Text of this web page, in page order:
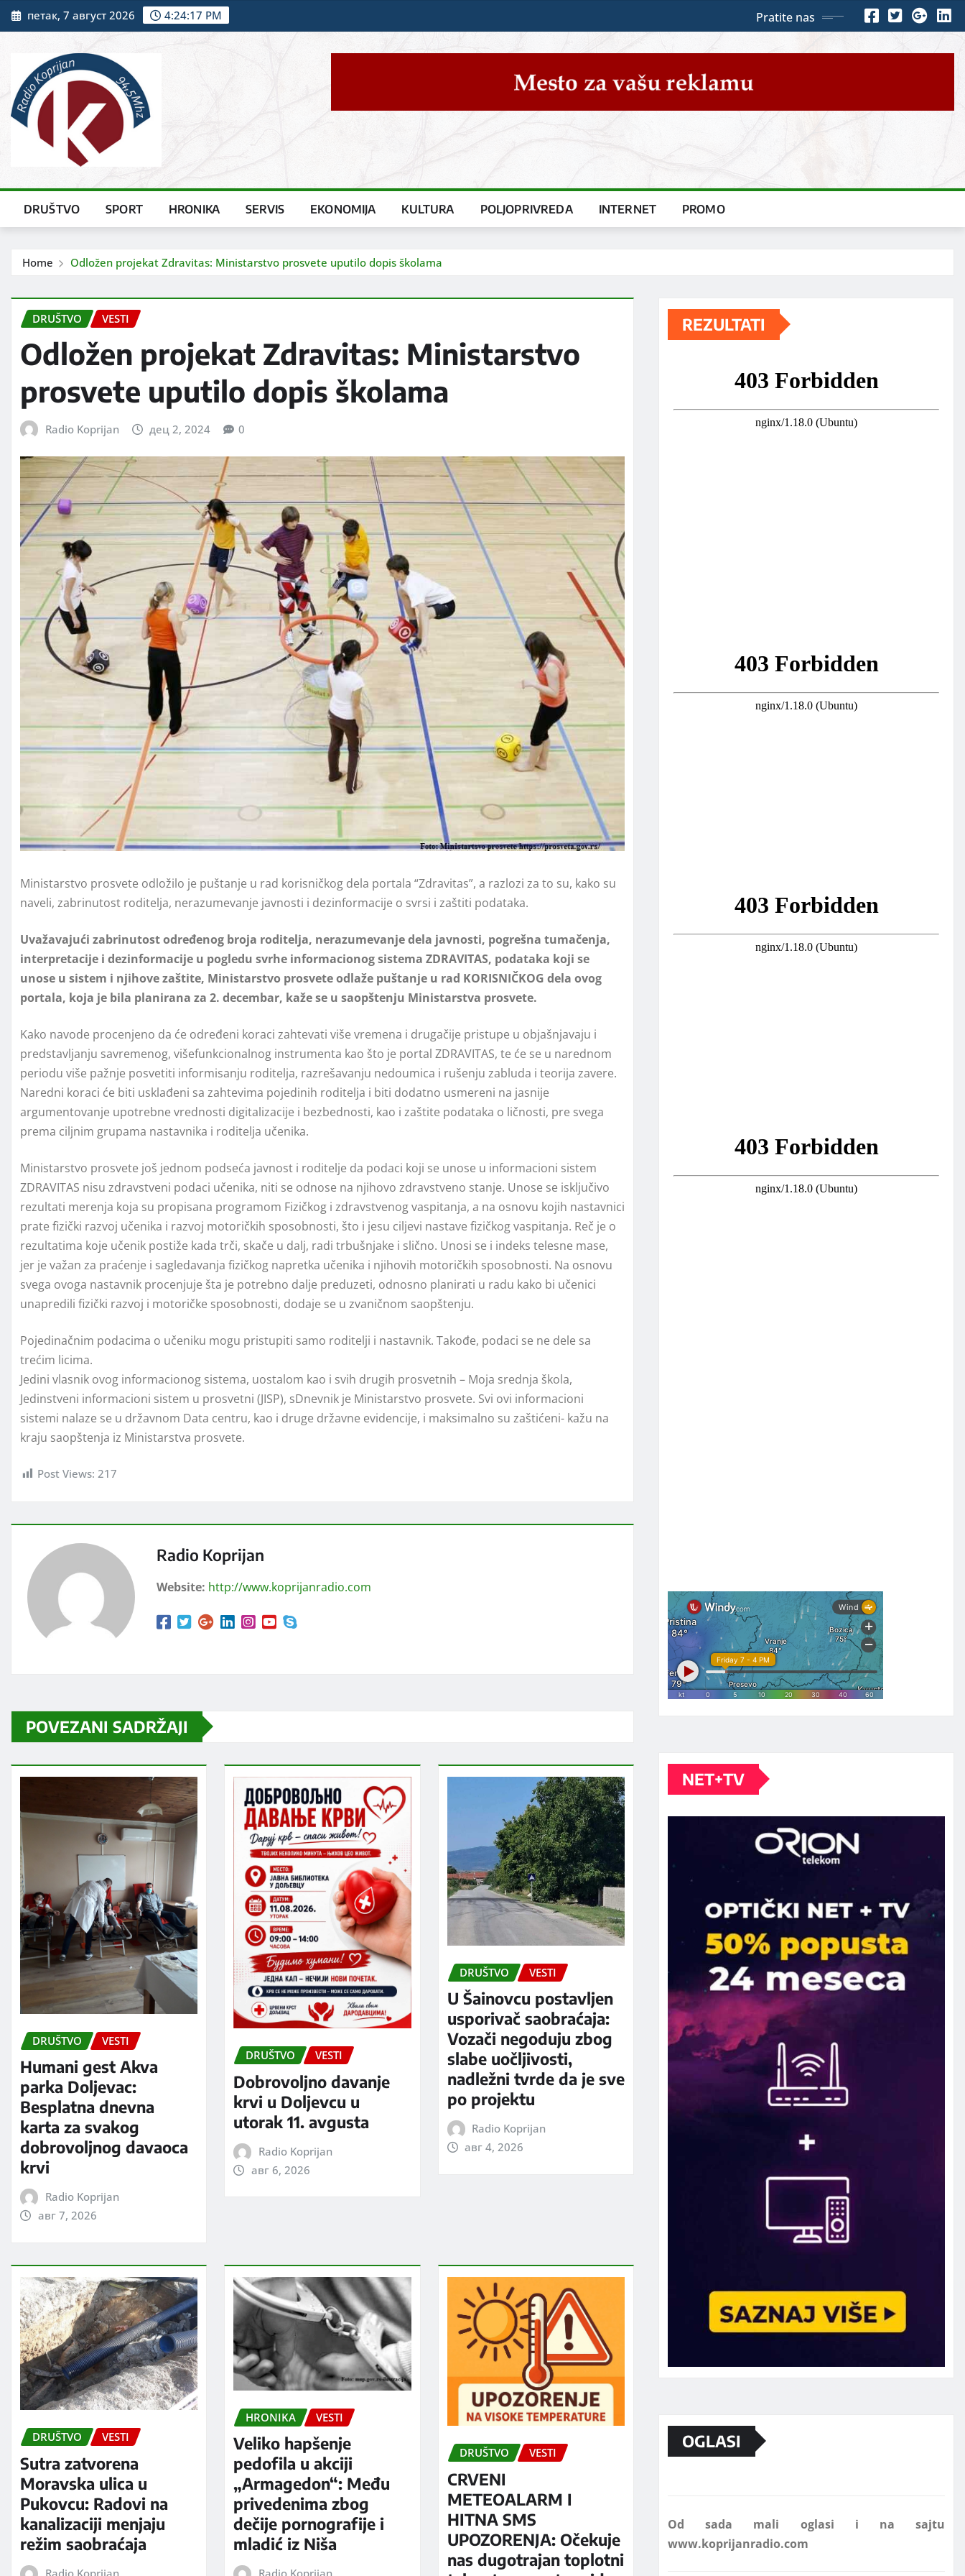
Skip
to
петак, 7 август 2026 4:24:19 PM Pratite nas
DRUŠTVO SPORT HRONIKA SERVIS EKONOMIJA KULTURA POLJOPRIVREDA INTERNET PROMO
Home Odložen projekat Zdravitas: Ministarstvo prosvete uputilo dopis školama
DRUŠTVO VESTI
Odložen projekat Zdravitas: Ministarstvo
prosvete uputilo dopis školama
Radio Koprijan дец 2, 2024 0
Ministarstvo prosvete odložilo je puštanje u rad korisničkog dela portala “Zdravitas”, a razlozi za to su, kako su
naveli, zabrinutost roditelja, nerazumevanje javnosti i dezinformacije o svrsi i zaštiti podataka.
Uvažavajući zabrinutost određenog broja roditelјa, nerazumevanje dela javnosti, pogrešna tumačenja,
interpretacije i dezinformacije u pogledu svrhe informacionog sistema ZDRAVITAS, podataka koji se
unose u sistem i njihove zaštite, Ministarstvo prosvete odlaže puštanje u rad KORISNIČKOG dela ovog
portala, koja je bila planirana za 2. decembar, kaže se u saopštenju Ministarstva prosvete.
Kako navode procenjeno da će određeni koraci zahtevati više vremena i drugačije pristupe u objašnjavaju i
predstavlјanju savremenog, višefunkcionalnog instrumenta kao što je portal ZDRAVITAS, te će se u narednom
periodu više pažnje posvetiti informisanju roditelјa, razrešavanju nedoumica i rušenju zabluda i teorija zavere.
Naredni koraci će biti usklađeni sa zahtevima pojedinih roditelјa i biti dodatno usmereni na jasnije
argumentovanje upotrebne vrednosti digitalizacije i bezbednosti, kao i zaštite podataka o ličnosti, pre svega
prema cilјnim grupama nastavnika i roditelјa učenika.
Ministarstvo prosvete još jednom podseća javnost i roditelјe da podaci koji se unose u informacioni sistem
ZDRAVITAS nisu zdravstveni podaci učenika, niti se odnose na njihovo zdravstveno stanje. Unose se isklјučivo
rezultati merenja koja su propisana programom Fizičkog i zdravstvenog vaspitanja, a na osnovu kojih nastavnici
prate fizički razvoj učenika i razvoj motoričkih sposobnosti, što i jesu cilјevi nastave fizičkog vaspitanja. Reč je o
rezultatima koje učenik postiže kada trči, skače u dalј, radi trbušnjake i slično. Unosi se i indeks telesne mase,
jer je važan za praćenje i sagledavanja fizičkog napretka učenika i njihovih motoričkih sposobnosti. Na osnovu
svega ovoga nastavnik procenjuje šta je potrebno dalјe preduzeti, odnosno planirati u radu kako bi učenici
unapredili fizički razvoj i motoričke sposobnosti, dodaje se u zvaničnom saopštenju.
Pojedinačnim podacima o učeniku mogu pristupiti samo roditelјi i nastavnik. Takođe, podaci se ne dele sa
trećim licima.
Jedini vlasnik ovog informacionog sistema, uostalom kao i svih drugih prosvetnih – Moja srednja škola,
Jedinstveni informacioni sistem u prosvetni (JISP), sDnevnik je Ministarstvo prosvete. Svi ovi informacioni
sistemi nalaze se u državnom Data centru, kao i druge državne evidencije, i maksimalno su zaštićeni- kažu na
kraju saopštenja iz Ministarstva prosvete.
Post Views: 217
Radio Koprijan
Website: http://www.koprijanradio.com
POVEZANI SADRŽAJI
DRUŠTVO VESTI
Humani gest Akva
parka Doljevac:
Besplatna dnevna
karta za svakog
dobrovoljnog davaoca
krvi
Radio Koprijan
авг 7, 2026
DRUŠTVO VESTI
Dobrovoljno davanje
krvi u Doljevcu u
utorak 11. avgusta
Radio Koprijan
авг 6, 2026
DRUŠTVO VESTI
U Šainovcu postavljen
usporivač saobraćaja:
Vozači negoduju zbog
slabe uočljivosti,
nadležni tvrde da je sve
po projektu
Radio Koprijan
авг 4, 2026
DRUŠTVO VESTI
Sutra zatvorena
Moravska ulica u
Pukovcu: Radovi na
kanalizaciji menjaju
režim saobraćaja
Radio Koprijan
HRONIKA VESTI
Veliko hapšenje
pedofila u akciji
„Armagedon“: Među
privedenima zbog
dečije pornografije i
mladić iz Niša
DRUŠTVO VESTI
CRVENI
METEOALARM I
HITNA SMS
UPOZORENJA: Očekuje
nas dugotrajan toplotni
REZULTATI
NET+TV
OGLASI
Marketing telefon 062 463 002